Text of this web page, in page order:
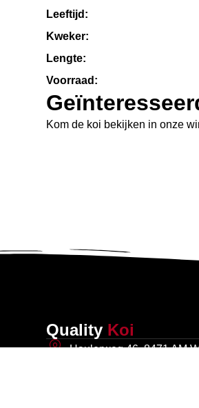
Leeftijd:
Kweker:
Lengte:
Voorraad:
Kom de koi bekijken in onze
Quality Koi
Haulerweg 46, 8471 AM